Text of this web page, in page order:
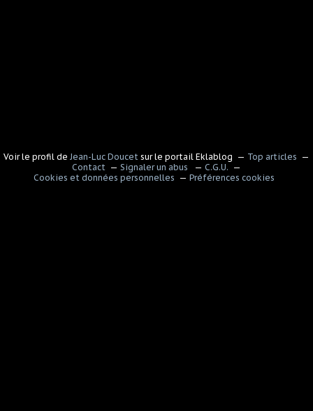
Voir le profil de Jean-Luc Doucet sur le portail Eklablog
Top articles
Contact
Signaler un abus
C.G.U.
Cookies et données personnelles
Préférences cookies